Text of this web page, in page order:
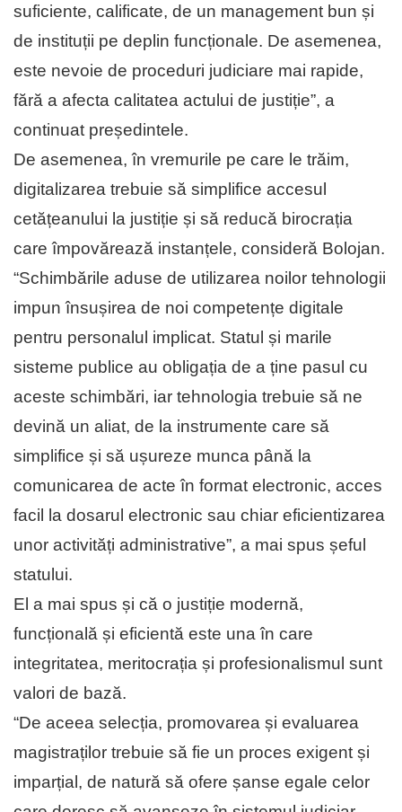
suficiente, calificate, de un management bun și
de instituții pe deplin funcționale. De asemenea,
este nevoie de proceduri judiciare mai rapide,
fără a afecta calitatea actului de justiție”, a
continuat președintele.
De asemenea, în vremurile pe care le trăim,
digitalizarea trebuie să simplifice accesul
cetățeanului la justiție și să reducă birocrația
care împovărează instanțele, consideră Bolojan.
“Schimbările aduse de utilizarea noilor tehnologii
impun însușirea de noi competențe digitale
pentru personalul implicat. Statul și marile
sisteme publice au obligația de a ține pasul cu
aceste schimbări, iar tehnologia trebuie să ne
devină un aliat, de la instrumente care să
simplifice și să ușureze munca până la
comunicarea de acte în format electronic, acces
facil la dosarul electronic sau chiar eficientizarea
unor activități administrative”, a mai spus șeful
statului.
El a mai spus și că o justiție modernă,
funcțională și eficientă este una în care
integritatea, meritocrația și profesionalismul sunt
valori de bază.
“De aceea selecția, promovarea și evaluarea
magistraților trebuie să fie un proces exigent și
imparțial, de natură să ofere șanse egale celor